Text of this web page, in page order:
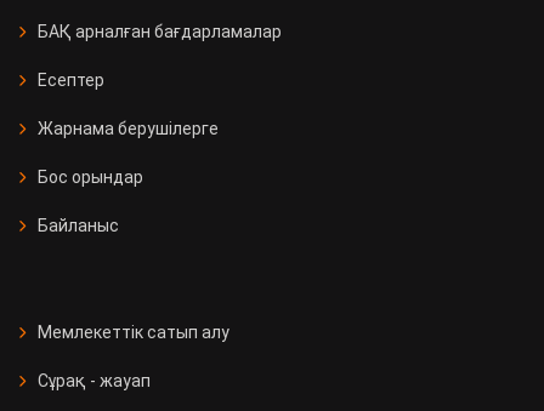
БАҚ арналған бағдарламалар
Есептер
Жарнама берушілерге
Бос орындар
Байланыс
Мемлекеттік сатып алу
Сұрақ - жауап